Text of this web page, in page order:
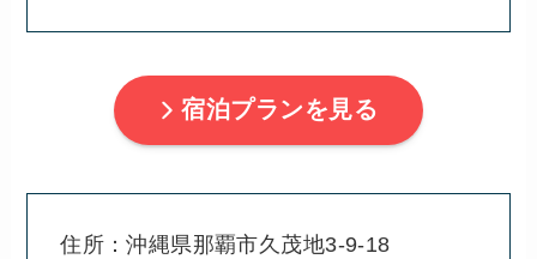
宿泊プランを見る
住所：沖縄県那覇市久茂地3-9-18